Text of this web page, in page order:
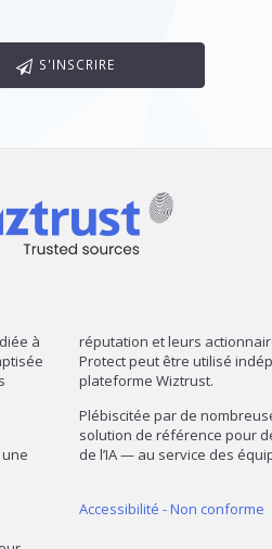
S'INSCRIRE
à
réputation et leurs
Protect peut être utilisé
plateforme Wiztrust.
Plébiscitée par de
solution de référence pour
de l’IA — au service des
Accessibilité - Non conforme